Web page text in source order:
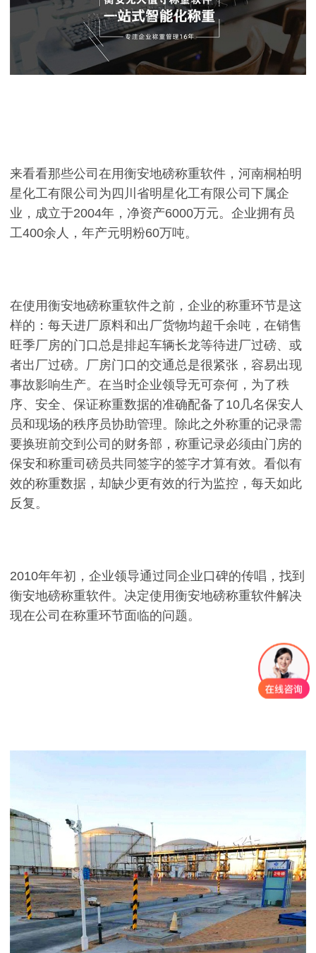
来看看那些公司在用衡安地磅称重软件，河南桐柏明
星化工有限公司为四川省明星化工有限公司下属企
业，成立于2004年，净资产6000万元。企业拥有员
工400余人，年产元明粉60万吨。
在使用衡安地磅称重软件之前，企业的称重环节是这
样的：每天进厂原料和出厂货物均超千余吨，在销售
旺季厂房的门口总是排起车辆长龙等待进厂过磅、或
者出厂过磅。厂房门口的交通总是很紧张，容易出现
事故影响生产。在当时企业领导无可奈何，为了秩
序、安全、保证称重数据的准确配备了10几名保安人
员和现场的秩序员协助管理。除此之外称重的记录需
要换班前交到公司的财务部，称重记录必须由门房的
保安和称重司磅员共同签字的签字才算有效。看似有
效的称重数据，却缺少更有效的行为监控，每天如此
反复。
2010年年初，企业领导通过同企业口碑的传唱，找到
衡安地磅称重软件。决定使用衡安地磅称重软件解决
现在公司在称重环节面临的问题。